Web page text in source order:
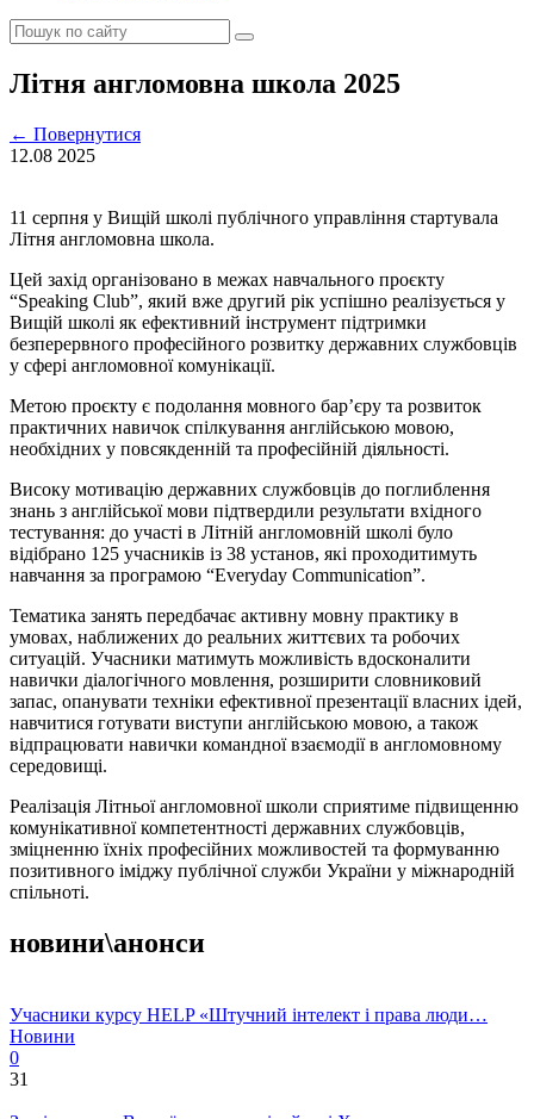
Літня англомовна школа 2025
← Повернутися
12.08 2025
11 серпня у Вищій школі публічного управління стартувала
Літня англомовна школа.
Цей захід організовано в межах навчального проєкту
“Speaking Club”, який вже другий рік успішно реалізується у
Вищій школі як ефективний інструмент підтримки
безперервного професійного розвитку державних службовців
у сфері англомовної комунікації.
Метою проєкту є подолання мовного бар’єру та розвиток
практичних навичок спілкування англійською мовою,
необхідних у повсякденній та професійній діяльності.
Високу мотивацію державних службовців до поглиблення
знань з англійської мови підтвердили результати вхідного
тестування: до участі в Літній англомовній школі було
відібрано 125 учасників із 38 установ, які проходитимуть
навчання за програмою “Everyday Communication”.
Тематика занять передбачає активну мовну практику в
умовах, наближених до реальних життєвих та робочих
ситуацій. Учасники матимуть можливість вдосконалити
навички діалогічного мовлення, розширити словниковий
запас, опанувати техніки ефективної презентації власних ідей,
навчитися готувати виступи англійською мовою, а також
відпрацювати навички командної взаємодії в англомовному
середовищі.
Реалізація Літньої англомовної школи сприятиме підвищенню
комунікативної компетентності державних службовців,
зміцненню їхніх професійних можливостей та формуванню
позитивного іміджу публічної служби України у міжнародній
спільноті.
новини\анонси
Учасники курсу HELP «Штучний інтелект і права люди…
Новини
0
31